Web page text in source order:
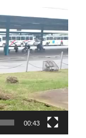
00:43